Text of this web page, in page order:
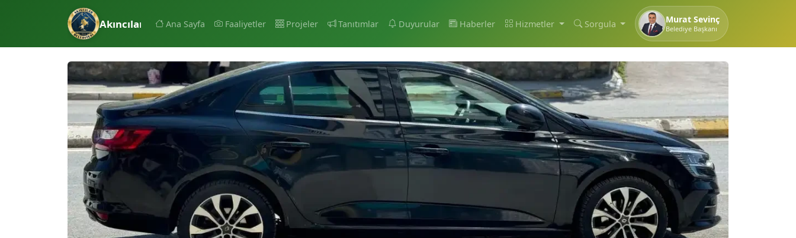
Akıncılar Belediyesi
Ana Sayfa Faaliyetler Projeler Tanıtımlar Duyurular Haberler Hizmetler Sorgula Murat Sevinç
Belediye Başkanı